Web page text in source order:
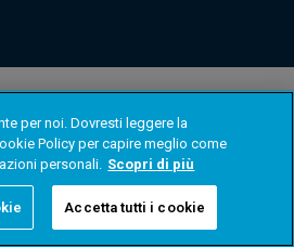
per noi. Dovresti leggere la
Policy per capire meglio come
personali. Scopri di più
Accetta tutti i cookie